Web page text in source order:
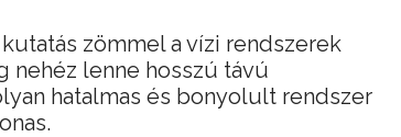
zömmel a vízi rendszerek
nehéz lenne hosszú távú
hatalmas és bonyolult rendszer